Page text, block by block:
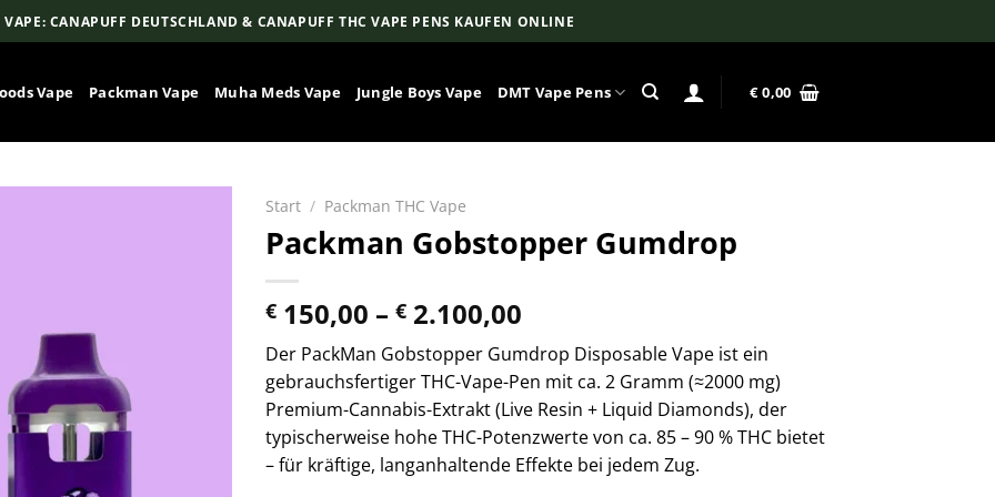
CANAPUFF DEUTSCHLAND & CANAPUFF THC VAPE PENS KAUFEN ONLINE
Vape Packman Vape Muha Meds Vape Jungle Boys Vape DMT Vape Pens €0,00
Start / Packman THC Vape
Packman Gobstopper Gumdrop
€ 150,00 – € 2.100,00
€ 150,00
bis
€ 2.100,00
Der PackMan Gobstopper Gumdrop Disposable Vape ist ein
gebrauchsfertiger THC-Vape-Pen mit ca. 2 Gramm (≈2000 mg)
Premium-Cannabis-Extrakt (Live Resin + Liquid Diamonds), der
typischerweise hohe THC-Potenzwerte von ca. 85 – 90 % THC bietet
– für kräftige, langanhaltende Effekte bei jedem Zug.